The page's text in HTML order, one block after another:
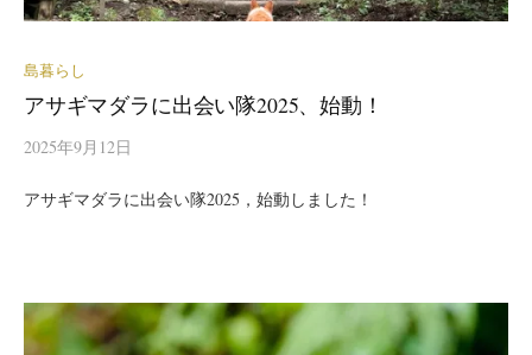
島暮らし
アサギマダラに出会い隊2025、始動！
2025年9月12日
アサギマダラに出会い隊2025，始動しました！